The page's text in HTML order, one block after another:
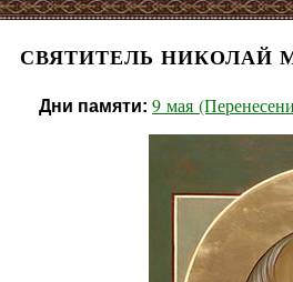
СВЯТИТЕЛЬ НИКОЛАЙ
Дни памяти: 9 мая